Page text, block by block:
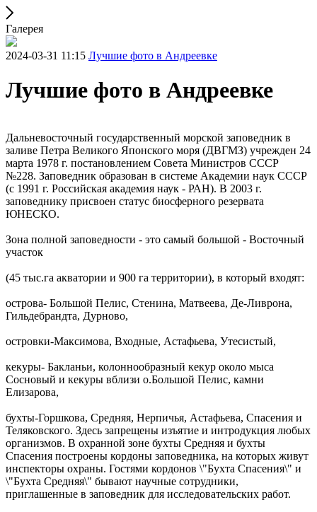
Галерея
2024-03-31 11:15 Лучшие фото в Андреевке
Лучшие фото в Андреевке
Дальневосточный государственный морской заповедник в
заливе Петра Великого Японского моря (ДВГМЗ) учрежден 24
марта 1978 г. постановлением Совета Министров СССР
№228. Заповедник образован в системе Академии наук СССР
(с 1991 г. Российская академия наук - РАН). В 2003 г.
заповеднику присвоен статус биосферного резервата
ЮНЕСКО.
Зона полной заповедности - это самый большой - Восточный
участок
(45 тыс.га акватории и 900 га территории), в который входят:
острова- Большой Пелис, Стенина, Матвеева, Де-Ливрона,
Гильдебрандта, Дурново,
островки-Максимова, Входные, Астафьева, Утесистый,
кекуры- Бакланьи, колоннообразный кекур около мыса
Сосновый и кекуры вблизи о.Большой Пелис, камни
Елизарова,
бухты-Горшкова, Средняя, Нерпичья, Астафьева, Спасения и
Теляковского. Здесь запрещены изъятие и интродукция любых
организмов. В охранной зоне бухты Средняя и бухты
Спасения построены кордоны заповедника, на которых живут
инспекторы охраны. Гостями кордонов \"Бухта Спасения\" и
\"Бухта Средняя\" бывают научные сотрудники,
приглашенные в заповедник для исследовательских работ.